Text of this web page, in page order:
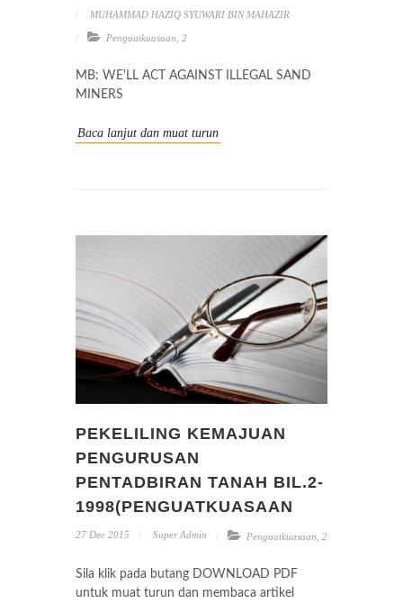
MUHAMMAD HAZIQ SYUWARI BIN MAHAZIR
Penguatkuasaan, 2
MB: WE'LL ACT AGAINST ILLEGAL SAND
MINERS
Baca lanjut dan muat turun
PEKELILING KEMAJUAN
PENGURUSAN
PENTADBIRAN TANAH BIL.2-
1998(PENGUATKUASAAN
27 Dec 2015 Super Admin Penguatkuasaan 2
Sila klik pada butang DOWNLOAD PDF
untuk muat turun dan membaca artikel